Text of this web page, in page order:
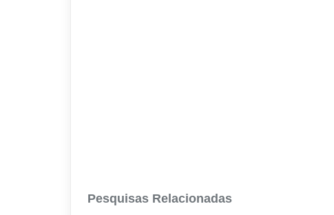
Pesquisas Relacionadas